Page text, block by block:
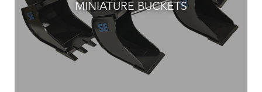
MINIATURE BUCKETS